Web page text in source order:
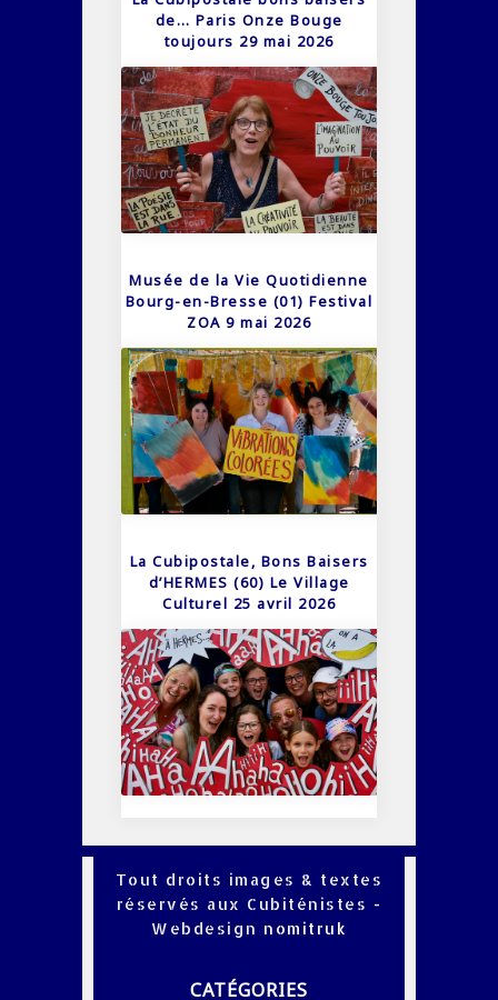
de… Paris Onze Bouge
toujours 29 mai 2026
Musée de la Vie Quotidienne
Bourg-en-Bresse (01) Festival
ZOA 9 mai 2026
La Cubipostale, Bons Baisers
d’HERMES (60) Le Village
Culturel 25 avril 2026
Tout droits images & textes
réservés aux Cubiténistes -
Webdesign nomitruk
CATÉGORIES